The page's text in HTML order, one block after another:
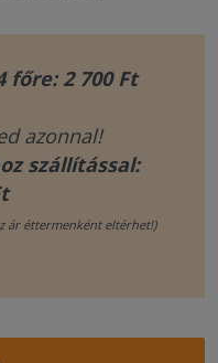
főre: 2 700 Ft
azonnal!
szállítással:
ár éttermenként eltérhet!)